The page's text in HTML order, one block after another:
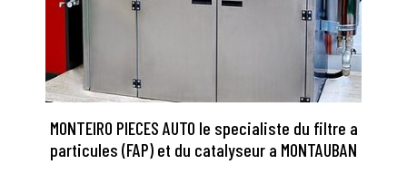
MONTEIRO PIECES AUTO le specialiste du filtre a
particules (FAP) et du catalyseur a MONTAUBAN